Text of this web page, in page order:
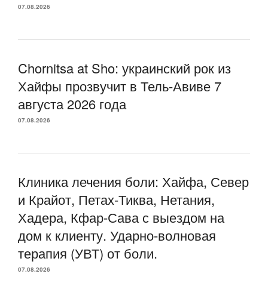
07.08.2026
Chornitsa at Sho: украинский рок из
Хайфы прозвучит в Тель-Авиве 7
августа 2026 года
07.08.2026
Клиника лечения боли: Хайфа, Север
и Крайот, Петах-Тиква, Нетания,
Хадера, Кфар-Сава с выездом на
дом к клиенту. Ударно-волновая
терапия (УВТ) от боли.
07.08.2026